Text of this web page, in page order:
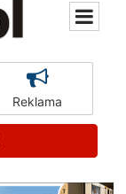
Reklama